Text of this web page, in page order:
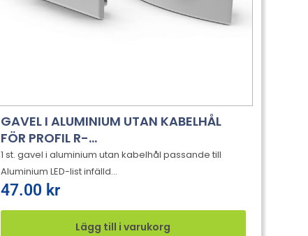
GAVEL I ALUMINIUM UTAN KABELHÅL
FÖR PROFIL R-...
1 st. gavel i aluminium utan kabelhål passande till
Aluminium LED-list infälld...
47.00 kr
Lägg till i varukorg